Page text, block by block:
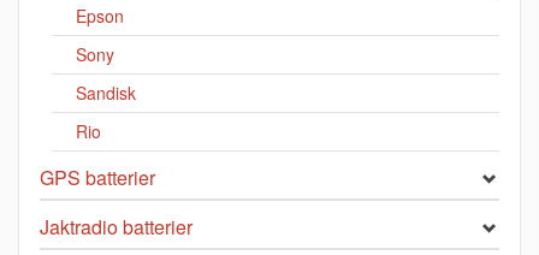
Epson
Sony
Sandisk
Rio
GPS batterier
Jaktradio batterier